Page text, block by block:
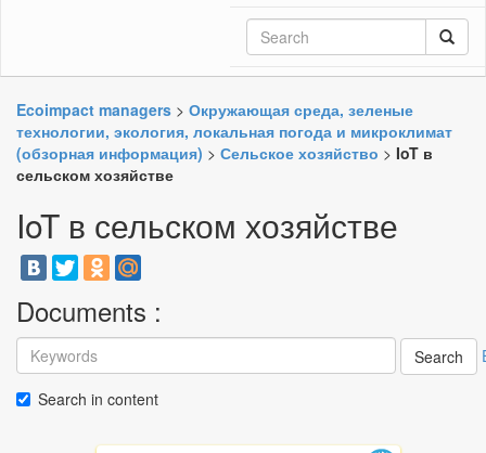
Ecoimpact managers > Окружающая среда, зеленые
технологии, экология, локальная погода и микроклимат
(обзорная информация) > Сельское хозяйство > IoT в
сельском хозяйстве
IoT в сельском хозяйстве
Documents :
Search
Search in content